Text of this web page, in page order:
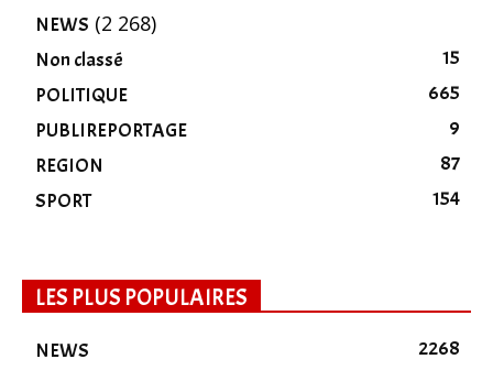
NEWS (2 268)
Non classé
15
POLITIQUE
665
PUBLIREPORTAGE
9
REGION
87
SPORT
154
LES PLUS POPULAIRES
NEWS
2268